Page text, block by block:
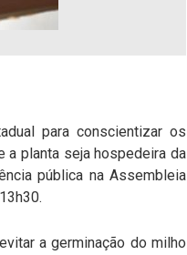
para conscientizar os
a planta seja hospedeira da
pública na Assembleia
a germinação do milho